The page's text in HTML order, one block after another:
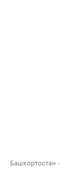
Башкортостан